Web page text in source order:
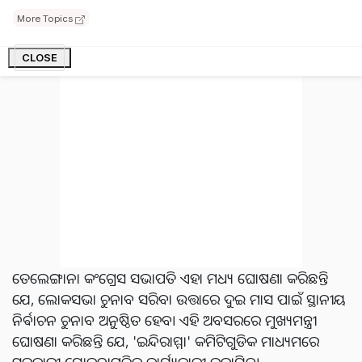
More Topics
CLOSE
ସେମାନଙ୍କୁ ପ୍ରତି କୁଇଣ୍ଟାଲ ଧାନ ପାଇଁ ୫୦୦ ଟଙ୍କା କମିସନ ଦେବାର
ସୂଚନ ମିଳିଛି ।
ତେଲେଙ୍ଗାନା କଂଗ୍ରେସ ସଭାପତି ଏହା ମଧ୍ୟ ଘୋଷଣା କରିଛନ୍ତି
ଯେ, ଲୋକସଭା ଚୁନାବ ସରିବା ଉତ୍ତାରେ ଦୁଇ ମାସ ପାଇଁ ସ୍ଥାନୀୟ
ନିର୍ଵାଚନ ଚୁନାବ ଅନୁଷ୍ଠିତ ହେବ। ଏହି ଅବସରରେ ମୁଖ୍ୟମନ୍ତ୍ରୀ
ଘୋଷଣା କରିଛନ୍ତି ଯେ, 'ଇନ୍ଦିରାମ୍ମା' କମିଟିଗୁଡିକ ମାଧ୍ୟମରେ